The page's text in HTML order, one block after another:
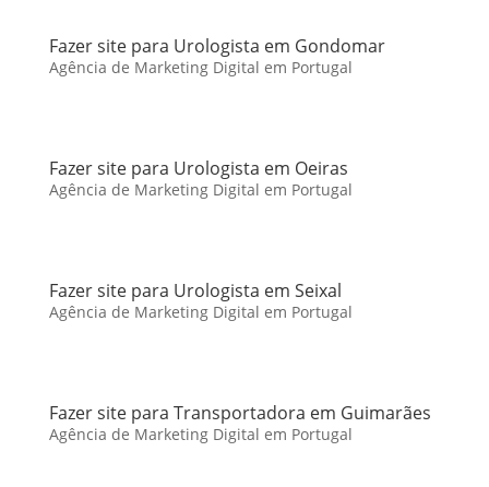
Fazer site para Urologista em Gondomar
Agência de Marketing Digital em Portugal
Fazer site para Urologista em Oeiras
Agência de Marketing Digital em Portugal
Fazer site para Urologista em Seixal
Agência de Marketing Digital em Portugal
Fazer site para Transportadora em Guimarães
Agência de Marketing Digital em Portugal